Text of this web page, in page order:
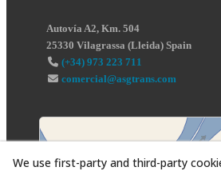
Autovía A2, Km. 504
25330 Vilagrassa (Lleida) Spain
(+34) 973 223 711
comercial@asgtrans.com
We use first-party and third-party